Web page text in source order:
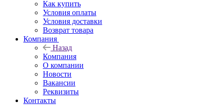
Как купить
Условия оплаты
Условия доставки
Возврат товара
Компания
Назад
Компания
О компании
Новости
Вакансии
Реквизиты
Контакты